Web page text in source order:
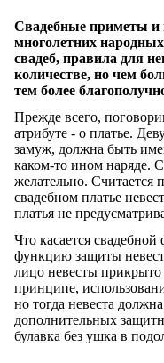
Свадебные приметы и
многолетних
свадеб, правила для
количестве, но чем
тем более
Прежде всего,
атрибуте - о платье.
замуж, должна быть
каком-то ином наряде.
желательно. Считается
свадебном платье
платья не
Что касается
функцию защиты
лицо невесты прикрыто
принципе,
но тогда невеста
дополнительных
булавка без ушка в